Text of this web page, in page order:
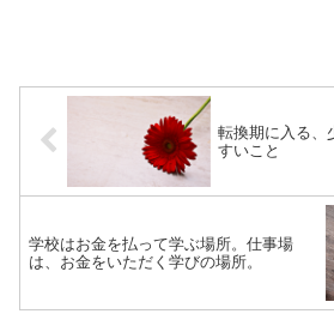
転換期に入る、
すいこと
学校はお金を払って学ぶ場所。仕事場
は、お金をいただく学びの場所。